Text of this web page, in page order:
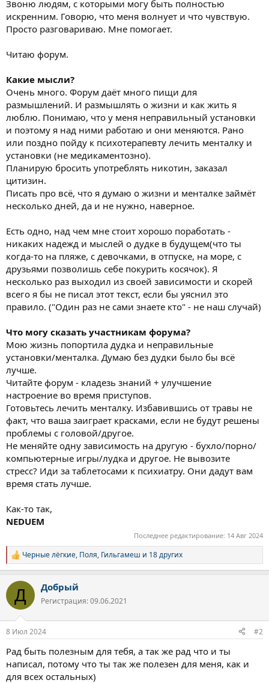
Звоню людям, с которыми могу быть полностью
искренним. Говорю, что меня волнует и что чувствую.
Просто разговариваю. Мне помогает.
Читаю форум.
Какие мысли?
Очень много. Форум даёт много пищи для
размышлений. И размышлять о жизни и как жить я
люблю. Понимаю, что у меня неправильный установки
и поэтому я над ними работаю и они меняются. Рано
или поздно пойду к психотерапевту лечить менталку и
установки (не медикаментозно).
Планирую бросить употреблять никотин, заказал
цитизин.
Писать про всё, что я думаю о жизни и менталке займёт
несколько дней, да и не нужно, наверное.
Есть одно, над чем мне стоит хорошо поработать -
никаких надежд и мыслей о дудке в будущем(что ты
когда-то на пляже, с девочками, в отпуске, на море, с
друзьями позволишь себе покурить косячок). Я
несколько раз выходил из своей зависимости и скорей
всего я бы не писал этот текст, если бы уяснил это
правило. ("Один раз не сами знаете кто" - не наш случай)
Что могу сказать участникам форума?
Мою жизнь попортила дудка и неправильные
установки/менталка. Думаю без дудки было бы всё
лучше.
Читайте форум - кладезь знаний + улучшение
настроение во время приступов.
Готовьтесь лечить менталку. Избавившись от травы не
факт, что ваша заиграет красками, если не будут решены
проблемы с головой/другое.
Не меняйте одну зависимость на другую - бухло/порно/
компьютерные игры/лудка и другое. Не вывозите
стресс? Иди за таблетосами к психиатру. Они дадут вам
время стать лучше.
Как-то так,
NEDUEM
Последнее редактирование: 14 Авг 2024
Р
е
к
ц
и
Черные лёгкие, Поля, Гильгамеш и 18 других
Д Добрый
Регистрация: 09.06.2021
8 Июл 2024 #2
Рад быть полезным для тебя, а так же рад что и ты
написал, потому что ты так же полезен для меня, как и
для всех остальных)